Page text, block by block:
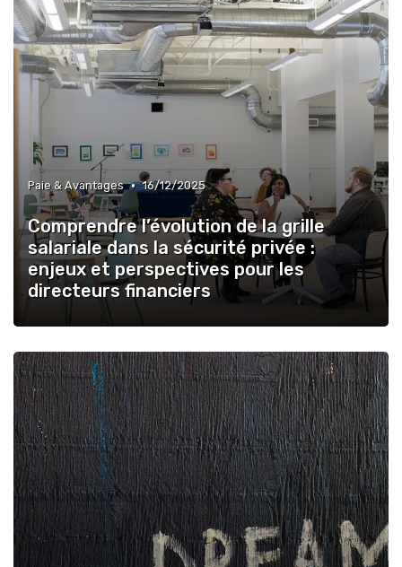
Paie & Avantages • 16/12/2025
Comprendre l’évolution de la grille
salariale dans la sécurité privée :
enjeux et perspectives pour les
directeurs financiers